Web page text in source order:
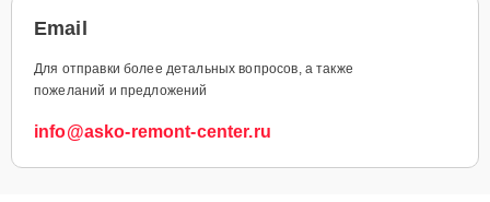
Email
Для отправки более детальных вопросов, а также
пожеланий и предложений
info@asko-remont-center.ru